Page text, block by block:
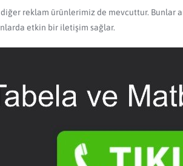
reklam ürünlerimiz de mevcuttur. Bunlar
etkin bir iletişim sağlar.